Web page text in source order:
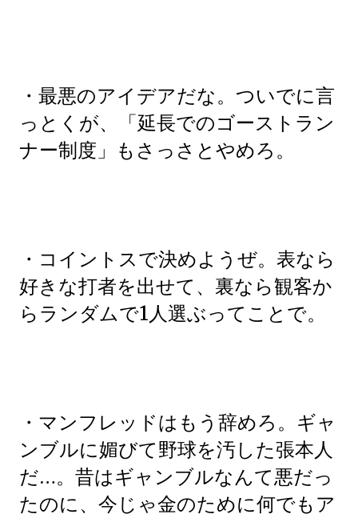
・最悪のアイデアだな。ついでに言
っとくが、「延長でのゴーストラン
ナー制度」もさっさとやめろ。
・コイントスで決めようぜ。表なら
好きな打者を出せて、裏なら観客か
らランダムで1人選ぶってことで。
・マンフレッドはもう辞めろ。ギャ
ンブルに媚びて野球を汚した張本人
だ…。昔はギャンブルなんて悪だっ
たのに、今じゃ金のために何でもア